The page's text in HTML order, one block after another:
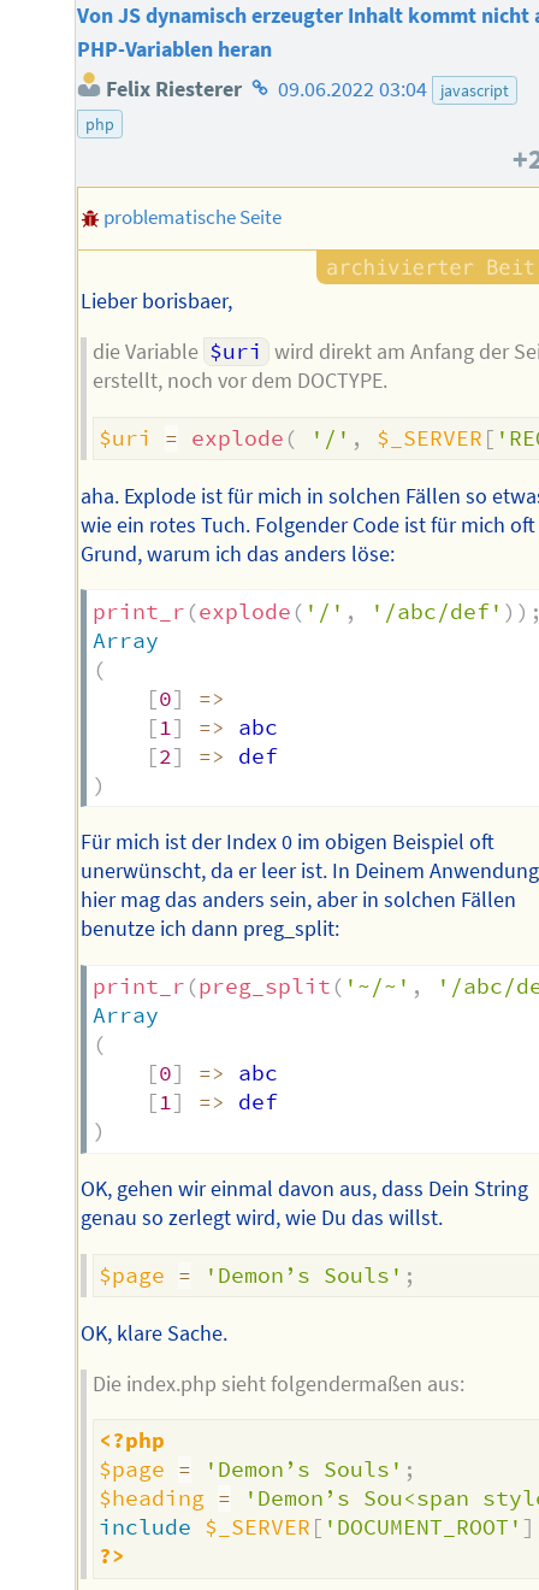
Von JS dynamisch erzeugter Inhalt kommt nicht
PHP-Variablen heran
Felix Riesterer Homepage
09.06.2022 03:04
javascript
php
problematische Seite
Lieber borisbaer,
die Variable $uri wird direkt am Anfang der
erstellt, noch vor dem DOCTYPE.
$uri = explode ( '/' , $_SERVER [
aha. Explode ist für mich in solchen Fällen so
wie ein rotes Tuch. Folgender Code ist für mich
Grund, warum ich das anders löse:
print_r (explode ( '/' , '/abc/def' ) )
Array
(
[0]
=>
[1] => abc
[2] =>
def
)
Für mich ist der Index 0 im obigen Beispiel oft
unerwünscht, da er leer ist. In Deinem
hier mag das anders sein, aber in solchen Fällen
benutze ich dann preg_split:
print_r (preg_split ( '~/~' ,
'/abc/
Array
(
[0] => abc
[1] =>
def
)
OK, gehen wir einmal davon aus, dass Dein String
genau so zerlegt wird, wie Du das willst.
$page = 'Demon’s Souls' ;
OK, klare Sache.
Die index.php sieht folgendermaßen aus:
<?php
$page = 'Demon’s Souls' ;
$heading =
'Demon’s Sou<span
include $_SERVER [ 'DOCUMENT_ROOT' ]
?>